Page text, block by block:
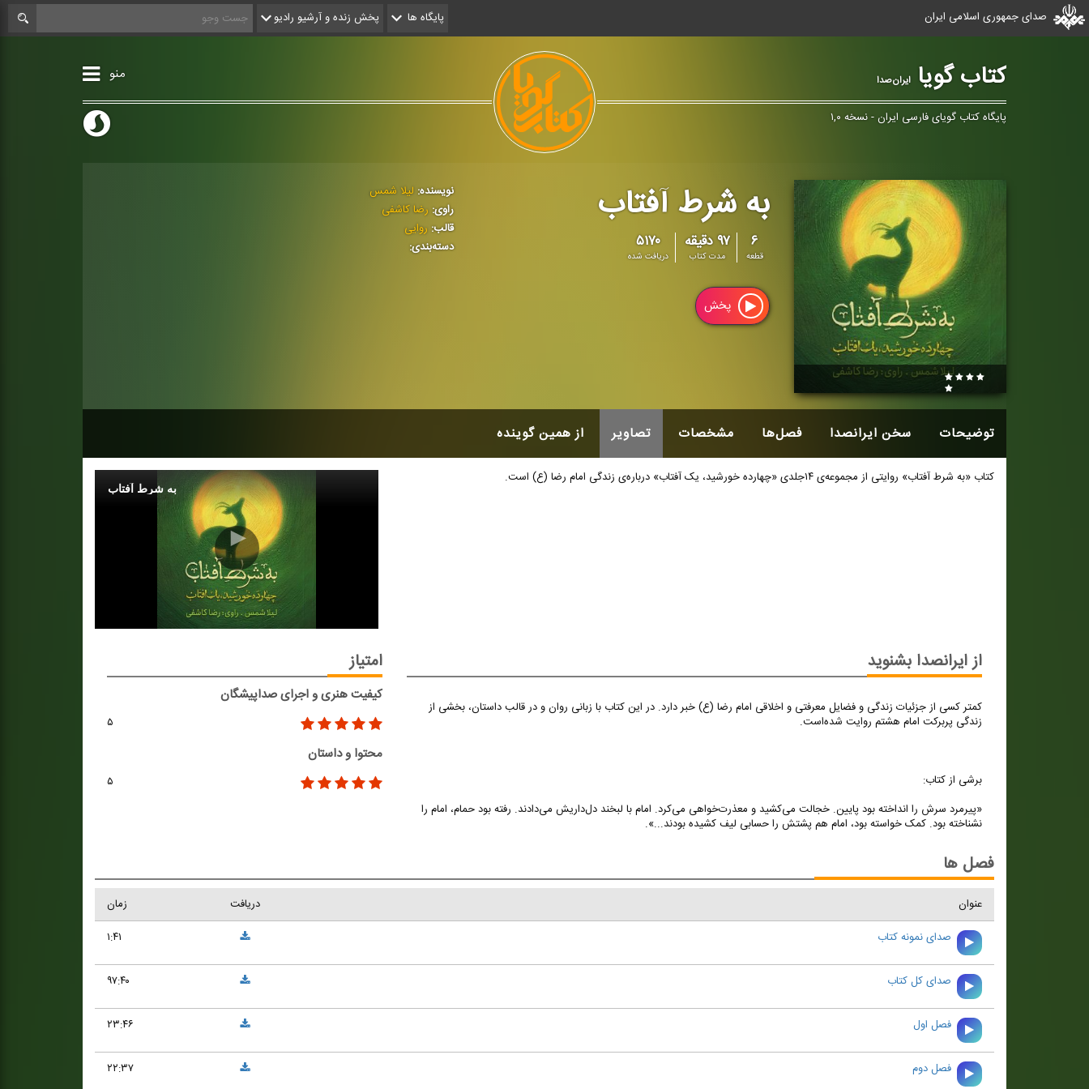
صدای جمهوری اسلامی ایران پایگاه ها پخش زنده و آرشیو رادیو
کتاب گویا ایران‌صدا منو
پایگاه کتاب گویای فارسی ایران - نسخه ۱,۰
به شرط آفتاب
۶
قطعه
۹۷ دقیقه
مدت کتاب
۵۱۷۰
دریافت شده
پخش
نویسنده: لیلا شمس
راوی: رضا کاشفی
قالب: روایی
دسته‌بندی:
توضیحات سخن ایرانصدا فصل‌ها مشخصات تصاویر از همین گوینده
به شرط آفتاب
کتاب «به شرط آفتاب» روایتی از مجموعه‌ی ۱۴جلدی «چهارده‌ خورشید، یک آفتاب» درباره‌ی زندگی امام رضا (ع) است.
از ایرانصدا بشنوید
کمتر کسی از جزئیات زندگی و فضایل معرفتی و اخلاقی امام رضا (ع) خبر دارد. در این کتاب با زبانی روان و در قالب داستان، بخشی از
زندگی پربرکت امام هشتم روایت شده‌است.
برشی از کتاب:
«پیرمرد سرش را انداخته بود پایین. خجالت می‌کشید و معذرت‌خواهی می‌کرد. امام با لبخند دل‌داریش می‌دادند. رفته بود حمام، امام را
نشناخته بود. کمک خواسته بود، امام هم پشتش را حسابی لیف کشیده بودند...».
امتیاز
کیفیت هنری و اجرای صداپیشگان
۵
محتوا و داستان
۵
فصل ها
عنوان زمان
دریافت
صدای نمونه کتاب
۱:۴۱
صدای کل کتاب ۹۷:۴۰
فصل اول ۲۳:۴۶
فصل دوم ۲۲:۳۷